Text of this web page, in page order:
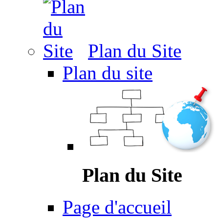
Plan du Site
Plan du site
Plan du Site
Page d'accueil